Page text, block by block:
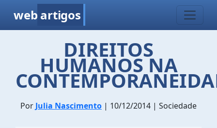
web artigos
DIREITOS
HUMANOS NA
Por Julia Nascimento | 10/12/2014 | Sociedade